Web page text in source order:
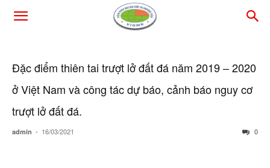
Đặc điểm thiên tai trượt lở đất đá năm 2019 – 2020
ở Việt Nam và công tác dự báo, cảnh báo nguy cơ
trượt lở đất đá.
admin - 16/03/2021 0